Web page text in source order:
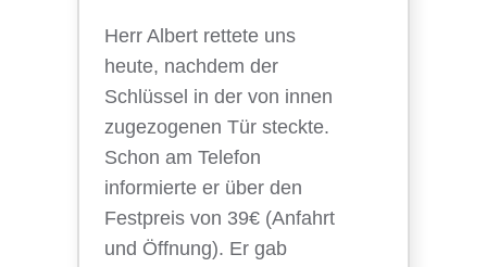
Herr Albert rettete uns
heute, nachdem der
Schlüssel in der von innen
zugezogenen Tür steckte.
Schon am Telefon
informierte er über den
Festpreis von 39€ (Anfahrt
und Öffnung). Er gab